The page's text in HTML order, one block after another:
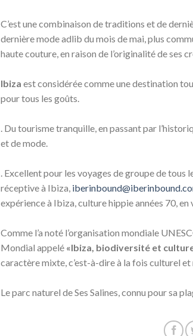
C’est une combinaison de traditions et de
dernière mode adlib du mois de mai, plus
haute couture, en raison de l’originalité de ses
Ibiza est considérée comme une destination
pour tous les goûts.
. Du tourisme tranquille, en passant par
et de mode.
. Excellent pour les voyages de groupe de tous
réceptive à Ibiza,
expérience à Ibiza, culture hippie années 70,
Comme l’a noté l’organisation mondiale
Mondial appelé «Ibiza, biodiversité et
caractère mixte, c’est-à-dire à la fois culturel et
Le parc naturel de Ses Salines, connu pour sa